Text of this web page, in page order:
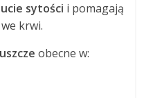
sytości i pomagają
krwi.
obecne w: